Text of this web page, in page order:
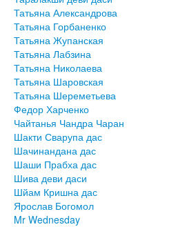
Татьяна Александрова
Татьяна Горбаненко
Татьяна Жупанская
Татьяна Лабзина
Татьяна Николаева
Татьяна Шаровская
Татьяна Шереметьева
Федор Харченко
Чайтанья Чандра Чаран
Шакти Сварупа дас
Шачинандана дас
Шаши Прабха дас
Шива деви даси
Шйам Кришна дас
Ярослав Богомол
Mr Wednesday